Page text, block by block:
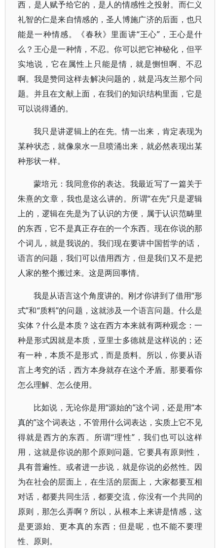
西，是人赋予给它的，是人的情感性之投射。而仁义
礼智的仁是来自情感的，圣人博施广济的后面，也只
能是一种情感。《春秋》里面讲“王心”，王心是什
么？王心是一种情，不忍。你可以把它神秘化，但平
实地说，它在属性上只能是情，就是恻怛啊、不忍
啊。我是赞同这样去解决问题的，就是冯友兰那个问
题。并且在文献上面，在我们的知识结构里面，它是
可以说得通的。
我只是讲逻辑上的在先。情一出来，肯定表现为
某种状态，就像泉水一旦喷涌出来，就必然表现出某
种形状一样。
蒙培元：我同意你的表达。我最近写了一篇关于
朱熹的文章，我也是这么讲的。所谓“在先”只是逻辑
上的，逻辑在先是为了认识的方便，属于认识范畴里
的东西，它不是真正存在的一个东西。现在你说的那
个词儿，就是我说的。我们现在要讲中国哲学的话，
语言的问题，我们可以借用西方，但是我们又不是把
人家的整个搬过来。这是两回事情。
我是从语言这个角度讲的。刚才你讲到了借用“形
式”和“质料”的问题，这就涉及一个语言问题。什么是
实体？什么是本质？这在西方本来就有两种观念：一
种是形式因就是本质，亚里士多德就是这样说的；还
有一种，本质不是形式，而是质料。所以，你要从语
言上考究的话，西方本身就存在这个矛盾。那要看你
怎么理解、怎么使用。
比如说，无论你是用“源始的”这个词，还是用“本
真的”这个词表达，不管用什么词表达，实质上它不见
得就是西方的东西。所谓“理性”，我们也可以这样
用，这就是你说的那个原则问题。它要具有原则性，
具有普遍性。或者进一步说，就是你说的必然性。因
为在社会的层面上，在生活的层面上，大家都要互相
对话，都要共同生活，都要交流，你没有一个共同的
原则，那怎么弄啊？所以，从根本上来讲是情感，这
是更源始、更本真的东西；但是呢，也不能不要理
性、原则。